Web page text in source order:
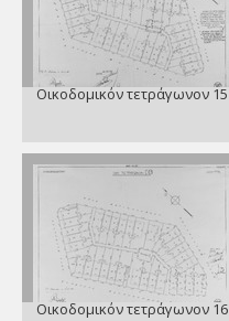
Οικοδομικόν τετράγωνον 15
Οικοδομικόν τετράγωνον 16